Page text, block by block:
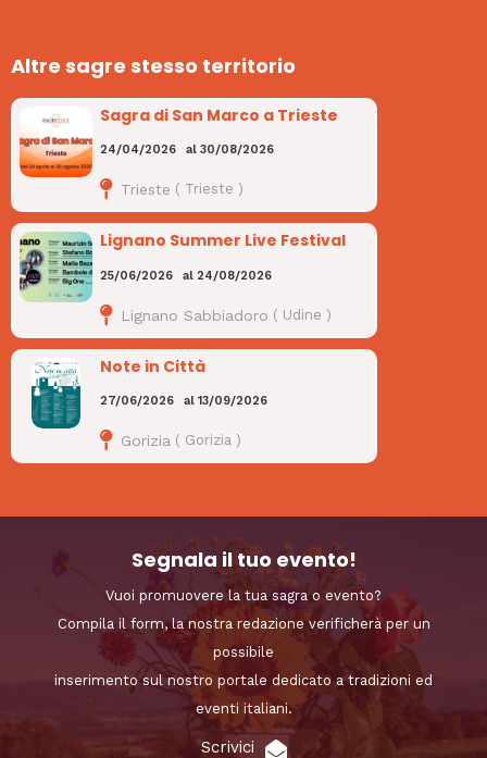
Altre sagre stesso territorio
Sagra di San Marco a Trieste
24/04/2026 al30/08/2026
Trieste ( Trieste )
Lignano Summer Live Festival
25/06/2026 al 24/08/2026
Lignano Sabbiadoro ( Udine )
Note in Città
27/06/2026 al13/09/2026
Gorizia ( Gorizia )
Segnala il tuo evento!
Vuoi promuovere la tua sagra o evento?
Compila il form, la nostra redazione verificherà per un
possibile
inserimento sul nostro portale dedicato a tradizioni ed
eventi italiani.
Scrivici